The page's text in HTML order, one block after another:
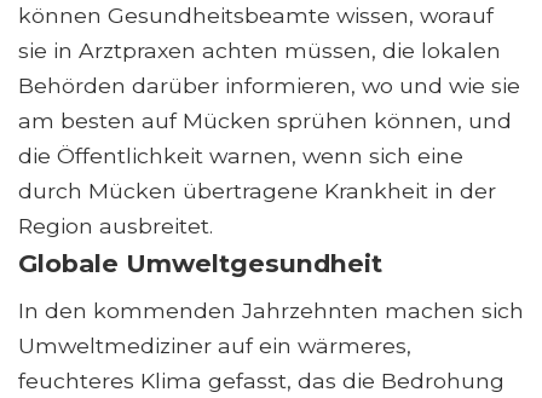
können Gesundheitsbeamte wissen, worauf
sie in Arztpraxen achten müssen, die lokalen
Behörden darüber informieren, wo und wie sie
am besten auf Mücken sprühen können, und
die Öffentlichkeit warnen, wenn sich eine
durch Mücken übertragene Krankheit in der
Region ausbreitet.
Globale Umweltgesundheit
In den kommenden Jahrzehnten machen sich
Umweltmediziner auf ein wärmeres,
feuchteres Klima gefasst, das die Bedrohung